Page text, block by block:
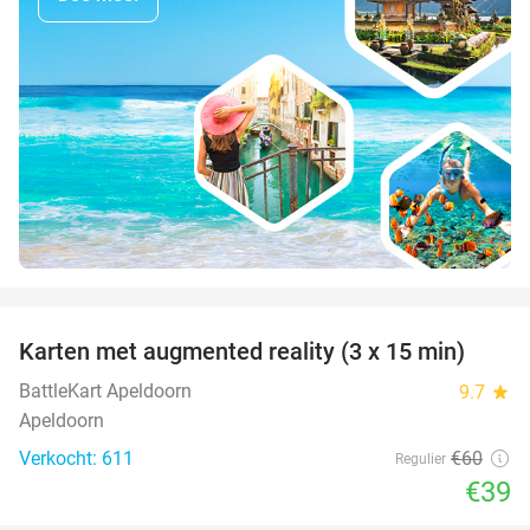
35%
Karten met augmented reality (3 x 15 min)
BattleKart Apeldoorn 9.7 star
Apeldoorn
Verkocht: 611
Regulier €60
€39